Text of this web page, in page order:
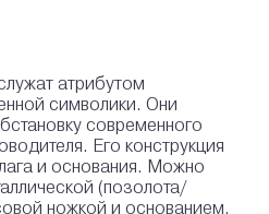
атрибутом
символики. Они
современного
Его конструкция
и основания. Можно
(позолота/
ножкой и основанием.